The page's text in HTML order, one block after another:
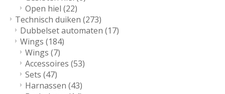
Open hiel (22)
Technisch duiken (273)
Dubbelset automaten (17)
Wings (184)
Wings (7)
Accessoires (53)
Sets (47)
Harnassen (43)